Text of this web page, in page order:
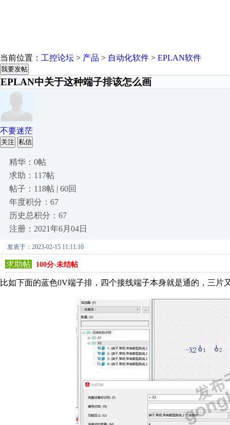
当前位置： 工控论坛 > 产品 > 自动化软件 > EPLAN软件
我要发帖
EPLAN中关于这种端子排该怎么画
不要迷茫
关注 私信
精华：0帖
求助：117帖
帖子：118帖 | 60回
年度积分：67
历史总积分：67
注册：2021年6月04日
发表于：2023-02-15 11:11:10
求助帖 100分-未结帖
比如下面的蓝色0V端子排，四个接线端子本身就是通的，三